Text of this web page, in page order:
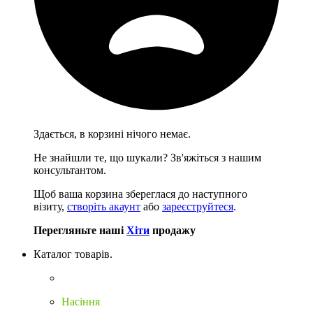
Здається, в корзині нічого немає.
Не знайшли те, що шукали? Зв'яжіться з нашим
консультантом.
Щоб ваша корзина збереглася до наступного
візиту, створіть акаунт або зареєструйтеся.
Перегляньте наші Хіти продажу
Каталог товарів.
Насіння